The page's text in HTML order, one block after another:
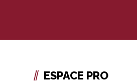
ESPACE PRO